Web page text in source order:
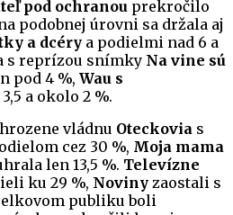
pod ochranou prekročilo
podobnej úrovni sa držala aj
a dcéry a podielmi nad 6 a
s reprízou snímky Na vine sú
pod 4 %, Wau s
a okolo 2 %.
vládnu Oteckovia s
cez 30 %, Moja mama
len 13,5 %. Televízne
ku 29 %, Noviny zaostali s
publiku boli